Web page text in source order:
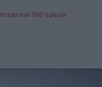
των 360 ημερών